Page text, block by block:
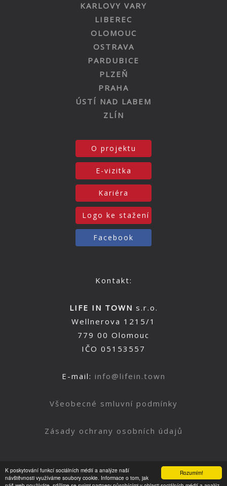
Rozumím!
K poskytování funkcí sociálních médií a analýze naší
návštěvnosti využíváme soubory cookie. Informace o tom, jak
KARLOVY VARY
LIBEREC
OLOMOUC
OSTRAVA
PARDUBICE
PLZEŇ
PRAHA
ÚSTÍ NAD LABEM
ZLÍN
O projektu
E-vizitka
Kariéra
Logo ke stažení
Facebook
Kontakt:
LIFE IN TOWN s.r.o.
Wellnerova 1215/1
779 00 Olomouc
IČO 05153557
E-mail: info@lifein.town
Všeobecné smluvní podmínky
Zásady ochrany osobních údajů
Nahoru